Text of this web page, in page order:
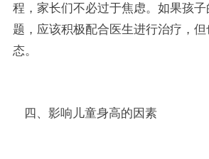
程，家长们不必过于焦虑。如果孩
题，应该积极配合医生进行治疗，
态。
四、影响儿童身高的因素